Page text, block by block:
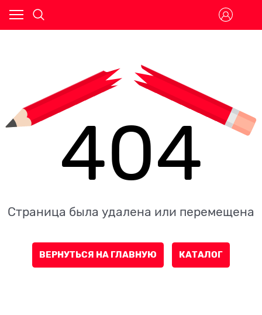
404
Страница была удалена или перемещена
ВЕРНУТЬСЯ НА ГЛАВНУЮ КАТАЛОГ